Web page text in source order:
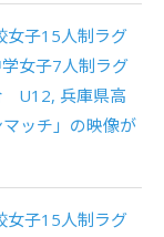
女子15人制ラグ
女子7人制ラグ
U12, 兵庫県高
ッチ」の映像が
女子15人制ラグ